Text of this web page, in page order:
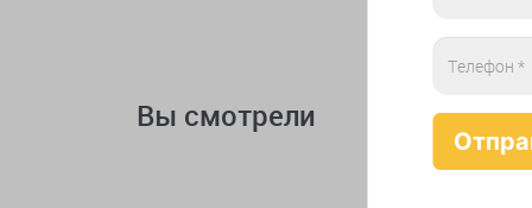
Вы смотрели